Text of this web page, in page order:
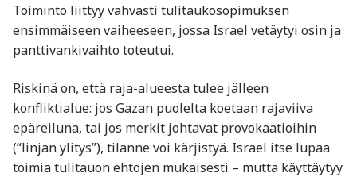
Toiminto liittyy vahvasti tulitaukosopimuksen
ensimmäiseen vaiheeseen, jossa Israel vetäytyi osin ja
panttivankivaihto toteutui.
Riskinä on, että raja-alueesta tulee jälleen
konfliktialue: jos Gazan puolelta koetaan rajaviiva
epäreiluna, tai jos merkit johtavat provokaatioihin
(“linjan ylitys”), tilanne voi kärjistyä. Israel itse lupaa
toimia tulitauon ehtojen mukaisesti – mutta käyttäytyy